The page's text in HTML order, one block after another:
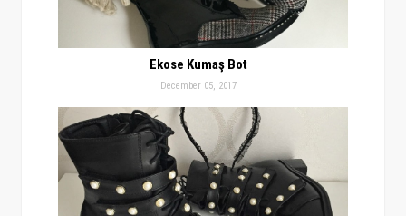
Ekose Kumaş Bot
December 05, 2017